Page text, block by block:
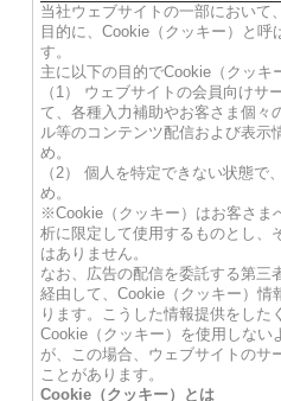
当社ウェブサイトの一部において
目的に、Cookie（クッキー）と呼
す。
主に以下の目的でCookie（クッキ
（1） ウェブサイトの会員向けサ
て、各種入力補助やお客さま個々
ル等のコンテンツ配信および表示
め。
（2） 個人を特定できない状態で
め。
※Cookie（クッキー）はお客さま
析に限定して使用するものとし、
はありません。
なお、広告の配信を委託する第三
経由して、Cookie（クッキー）情
ります。こうした情報提供をした
Cookie（クッキー）を使用しない
が、この場合、ウェブサイトのサ
ことがあります。
Cookie（クッキー）とは